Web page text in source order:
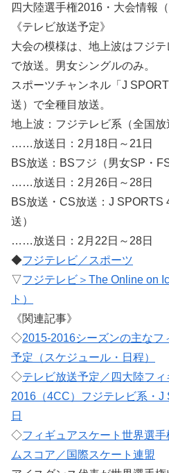
四大陸選手権2016・大会情報（
《テレビ放送予定》
大会の模様は、地上波はフジ
で放送。男女シングルのみ。
スポーツチャンネル「J
送）で全種目放送。
地上波：フジテレビ系（全国放
……放送日：2月18日～21日
BS放送：BSフジ（男女SP・
……放送日：2月26日～28日
BS放送・CS放送：J SPORTS
送）
……放送日：2月22日～28日
◆フジテレビ／スポーツ
▽フジテレビ＞The Online on
ト）
《関連記事》
◇2015-2016シーズンの主なフ
予定（スケジュール・日程）
◇テレビ放送予定／四大陸フ
2016（4CC）フジテレビ系・
日
◇フィギュアスケート世界選
ムスコア／国際スケート連盟